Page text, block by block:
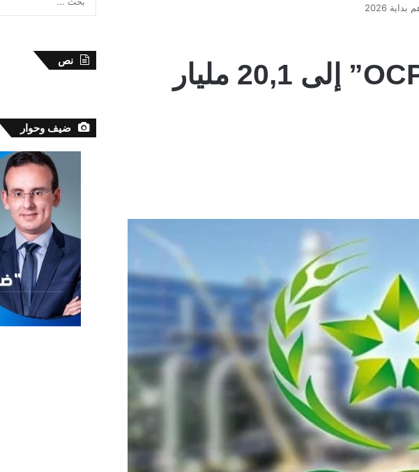
تراجع رقم معاملات “OCP” إلى 20,1 مليار
نص
ضيف وحوار